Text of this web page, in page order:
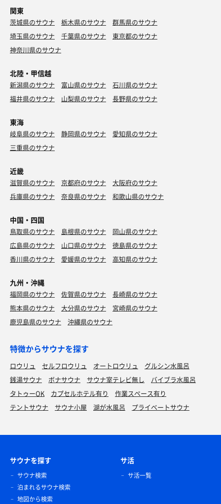
関東
茨城県のサウナ 栃木県のサウナ
群馬県のサウナ
埼玉県のサウナ
千葉県のサウナ
東京都のサウナ
神奈川県のサウナ
北陸・甲信越
新潟県のサウナ 富山県のサウナ
石川県のサウナ
福井県のサウナ
山梨県のサウナ 長野県のサウナ
東海
岐阜県のサウナ 静岡県のサウナ
愛知県のサウナ
三重県のサウナ
近畿
滋賀県のサウナ 京都府のサウナ
大阪府のサウナ
兵庫県のサウナ
奈良県のサウナ 和歌山県のサウナ
中国・四国
鳥取県のサウナ 島根県のサウナ
岡山県のサウナ
広島県のサウナ
山口県のサウナ
徳島県のサウナ
香川県のサウナ
愛媛県のサウナ 高知県のサウナ
九州・沖縄
福岡県のサウナ 佐賀県のサウナ
長崎県のサウナ
熊本県のサウナ
大分県のサウナ
宮崎県のサウナ
鹿児島県のサウナ
沖縄県のサウナ
特徴からサウナを探す
ロウリュ セルフロウリュ オートロウリュ
グルシン水風呂
銭湯サウナ
ボナサウナ サウナ室テレビ無し
バイブラ水風呂
タトゥーOK
カプセルホテル有り
作業スペース有り
テントサウナ
サウナ小屋 湖が水風呂 プライベートサウナ
サウナを探す
サウナ検索
泊まれるサウナ検索
地図から検索
サ活
サ活一覧